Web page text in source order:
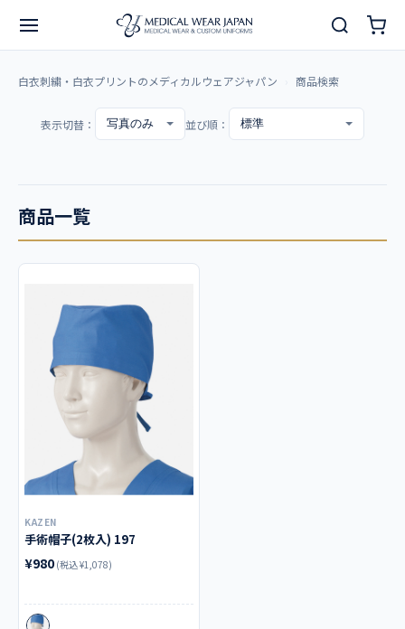
白衣刺繍・白衣プリントのメディカルウェアジャパン 商品検索
表示切替： 並び順：
商品一覧
KAZEN
手術帽子(2枚入) 197
¥980 (税込 ¥1,078)